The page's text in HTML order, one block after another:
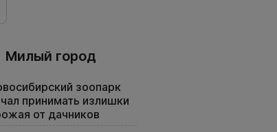
Милый город
зоопарк
принимать излишки
от дачников